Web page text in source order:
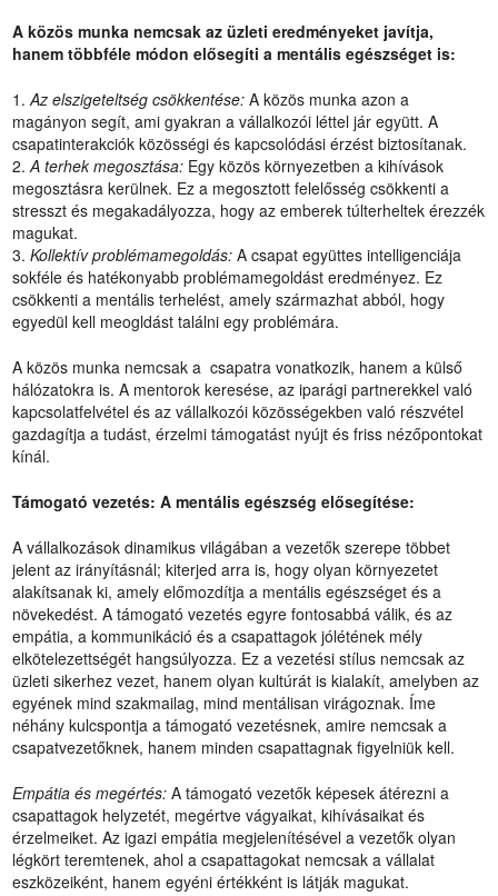
A közös munka nemcsak az üzleti eredményeket javítja,
hanem többféle módon elősegíti a mentális egészséget is:
Az elszigeteltség csökkentése:A közös munka azon a
magányon segít, ami gyakran a vállalkozói léttel jár együtt. A
csapatinterakciók közösségi és kapcsolódási érzést biztosítanak.
A terhek megosztása:Egy közös környezetben a kihívások
megosztásra kerülnek. Ez a megosztott felelősség csökkenti a
stresszt és megakadályozza, hogy az emberek túlterheltek érezzék
magukat.
Kollektív problémamegoldás: A csapat együttes intelligenciája
sokféle és hatékonyabb problémamegoldást eredményez. Ez
csökkenti a mentális terhelést, amely származhat abból, hogy
egyedül kell meogldást találni egy problémára.
A közös munka nemcsak a csapatra vonatkozik, hanem a külső
hálózatokra is. A mentorok keresése, az iparági partnerekkel való
kapcsolatfelvétel és az vállalkozói közösségekben való részvétel
gazdagítja a tudást, érzelmi támogatást nyújt és friss nézőpontokat
kínál.
Támogató vezetés: A mentális egészség elősegítése:
A vállalkozások dinamikus világában a vezetők szerepe többet
jelent az irányításnál; kiterjed arra is, hogy olyan környezetet
alakítsanak ki, amely előmozdítja a mentális egészséget és a
növekedést. A támogató vezetés egyre fontosabbá válik, és az
empátia, a kommunikáció és a csapattagok jólétének mély
elkötelezettségét hangsúlyozza. Ez a vezetési stílus nemcsak az
üzleti sikerhez vezet, hanem olyan kultúrát is kialakít, amelyben az
egyének mind szakmailag, mind mentálisan virágoznak. Íme
néhány kulcspontja a támogató vezetésnek, amire nemcsak a
csapatvezetőknek, hanem minden csapattagnak figyelniük kell.
Empátia és megértés:A támogató vezetők képesek átérezni a
csapattagok helyzetét, megértve vágyaikat, kihívásaikat és
érzelmeiket. Az igazi empátia megjelenítésével a vezetők olyan
légkört teremtenek, ahol a csapattagokat nemcsak a vállalat
eszközeiként, hanem egyéni értékként is látják magukat.